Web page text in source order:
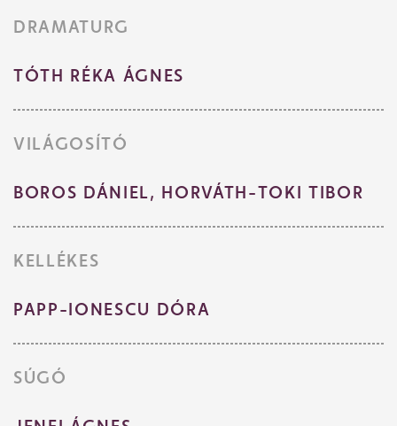
DRAMATURG
TÓTH RÉKA ÁGNES
VILÁGOSÍTÓ
BOROS DÁNIEL, HORVÁTH-TOKI TIBOR
KELLÉKES
PAPP-IONESCU DÓRA
SÚGÓ